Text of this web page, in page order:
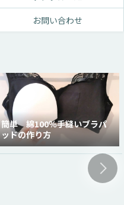
お問い合わせ
簡単 綿100％手縫いブラパ
ッドの作り方